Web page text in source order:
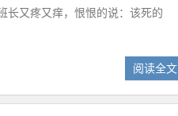
长又疼又痒，恨恨的说：该死的
阅读全文